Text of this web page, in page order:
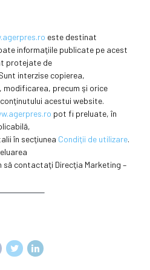
este destinat
informaţiile publicate pe acest
protejate de
interzise copierea,
modificarea, precum şi orice
acestui website.
pot fi preluate, în
în secţiunea Condiţii de utilizare.
să contactaţi Direcţia Marketing –